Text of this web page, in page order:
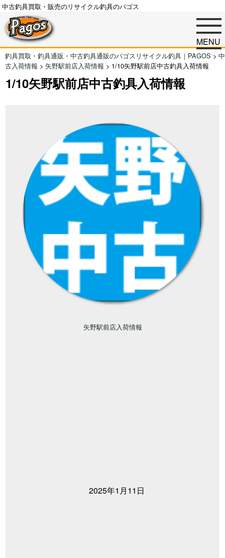
中古釣具買取・販売のリサイクル釣具のパゴス
MENU
釣具買取・釣具通販・中古釣具通販のパゴスリサイクル釣具｜PAGOS > 中
古入荷情報 > 矢野駅前店入荷情報 > 1/10矢野駅前店中古釣具入荷情報
1/10矢野駅前店中古釣具入荷情報
矢野駅前店入荷情報
2025年1月11日